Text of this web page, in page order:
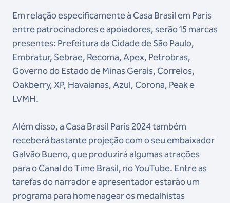
Em relação especificamente à Casa Brasil em Paris
entre patrocinadores e apoiadores, serão 15 marcas
presentes: Prefeitura da Cidade de São Paulo,
Embratur, Sebrae, Recoma, Apex, Petrobras,
Governo do Estado de Minas Gerais, Correios,
Oakberry, XP, Havaianas, Azul, Corona, Peak e
LVMH.
Além disso, a Casa Brasil Paris 2024 também
receberá bastante projeção com o seu embaixador
Galvão Bueno, que produzirá algumas atrações
para o Canal do Time Brasil, no YouTube. Entre as
tarefas do narrador e apresentador estarão um
programa para homenagear os medalhistas